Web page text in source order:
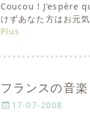
s
t
e
o
Coucou ! J’espère
けずあなた方はお元
Plus
フランスの音
P 17-07-2008